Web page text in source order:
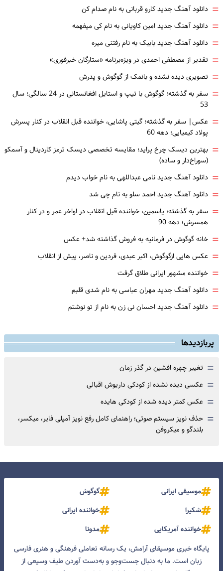
= دانلود آهنگ جدید کارو قربانی به نام صدام کن
= دانلود آهنگ جدید امین کاویانی به نام کی میفهمه
= دانلود آهنگ جدید بابیک به نام رفتنی میره
= تقدیر از مصطفی احمدی در ویژه‌برنامه «ستارگان خبرفوری»
= تصویری دیده نشده و بانمک از گوگوش و پدرش
=
سفر به گذشته؛ گوگوش با تیپ و استایل افغانستانی در 24 سالگی؛ سال
53
= عکس| سفر به گذشته؛ گیتی پاشایی، خواننده قبل انقلاب در کنار پسرش
پولاد کیمیایی؛ دهه 60
= بهترین دیسک چرخ پراید؛ مقایسه تخصصی دیسک ترمز کاردینال و آسمکو
(سوراخ‌دار و ساده)
= دانلود آهنگ جدید نامی عبداللهی به نام خواب دیدم
= دانلود آهنگ جدید احمد سلو به نام چی شد
= سفر به گذشته؛ یاسمین، خواننده قبل انقلاب در اواخر عمر و در کنار
همسرش؛ دهه 90
= خانه گوگوش در فرمانیه به فروش گذاشته شد+ عکس
= عکس هایی ازگوگوش، اکبر عبدی، فردین و ناصر، پیش از انقلاب
= خواننده مشهور ایرانی طلاق گرفت
= دانلود آهنگ جدید مهران عباسی به نام شدی قلبم
= دانلود آهنگ جدید احسان نی زن به نام از تو نوشتم
پربازدیدها
= تغییر چهره افشین در گذر زمان
= عکسی دیده نشده از کودکی داریوش اقبالی
= عکس کمتر دیده شده از کودکی هایده
= حذف نویز سیستم صوتی؛ راهنمای کامل رفع نویز آمپلی فایر، میکسر،
بلندگو و میکروفن
موسیقی ایرانی
گوگوش
شکیرا
خواننده ایرانی
خواننده آمریکایی
مدونا
پایگاه خبری موسیقای آرامش، یک رسانه تعاملی فرهنگی و هنری فارسی
زبان است. ما به دنبال جست‌و‌جو و به‌دست آوردن طیف وسیعی از